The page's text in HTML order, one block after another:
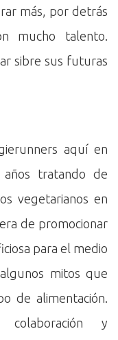
más, por detrás
mucho talento.
sibre sus futuras
aquí en
años tratando de
vegetarianos en
de promocionar
para el medio
mitos que
de alimentación.
colaboración y